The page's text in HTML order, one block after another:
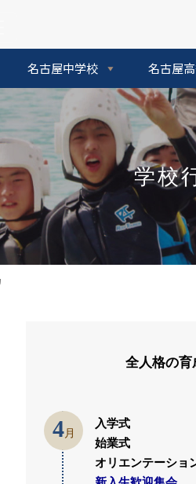
名古屋中学校 名古屋
学校
全人格の育
4月
入学式
始業式
オリエンテーショ